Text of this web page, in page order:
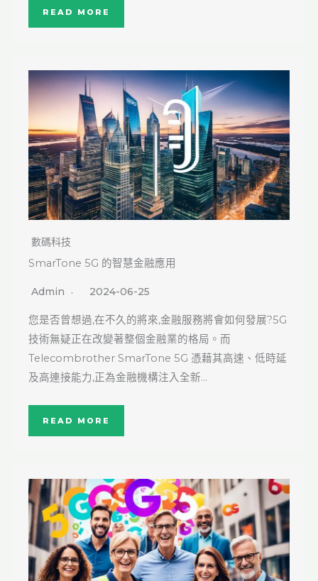
READ MORE
數碼科技
SmarTone 5G 的智慧金融應用
Admin 2024-06-25
您是否曾想過,在不久的將來,金融服務將會如何發展?5G
技術無疑正在改變著整個金融業的格局。而
Telecombrother SmarTone 5G 憑藉其高速、低時延
及高連接能力,正為金融機構注入全新…
READ MORE